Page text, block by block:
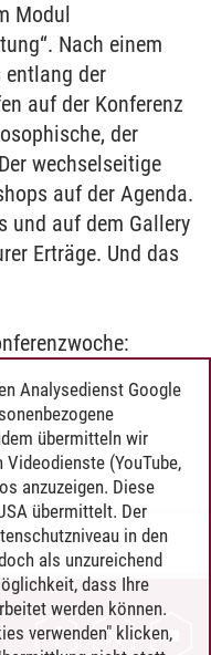
Modul
Nach einem
entlang der
auf der Konferenz
der
wechselseitige
auf der Agenda.
und auf dem Gallery
Erträge. Und das
Analysedienst Google
übermitteln wir
(YouTube,
anzuzeigen. Diese
übermittelt. Der
in den
als unzureichend
dass Ihre
werden können.
verwenden" klicken,